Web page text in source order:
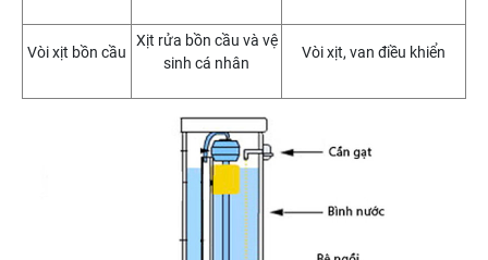
Vòi xịt bồn cầu
Xịt rửa bồn cầu và vệ
sinh cá nhân
Vòi xịt, van điều khiển